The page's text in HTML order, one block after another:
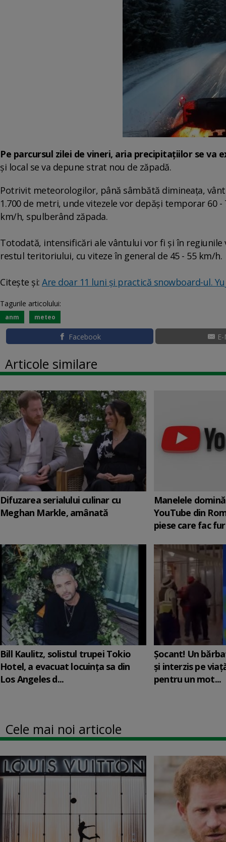
Pe parcursul zilei de vineri, aria precipitaţiilor se va
şi local se va depune strat nou de zăpadă.
Potrivit meteorologilor, până sâmbătă dimineața,
1.700 de metri, unde vitezele vor depăşi temporar 60
km/h, spulberând zăpada.
Totodată, intensificări ale vântului vor fi şi în
restul teritoriului, cu viteze în general de 45 - 55 km/h.
Citește și: Are doar 11 luni și practică snowboard-ul.
Tagurile articolului:
anm meteo
Facebook
Articole similare
Difuzarea serialului culinar cu
Meghan Markle, amânată
Manelele
YouTube din
piese care fac
Bill Kaulitz, solistul trupei Tokio
Hotel, a evacuat locuinţa sa din
Los Angeles d...
Șocant! Un
și interzis pe
pentru un mot...
Cele mai noi articole